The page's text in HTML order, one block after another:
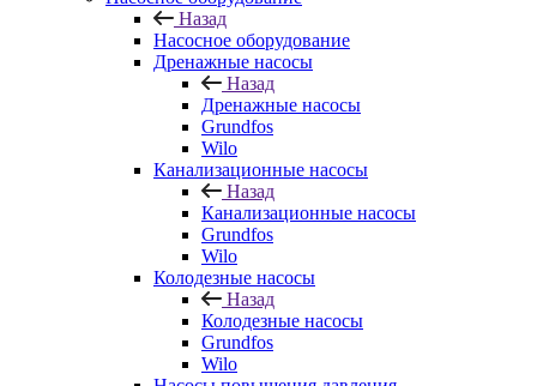
Назад
Насосное оборудование
Дренажные насосы
Назад
Дренажные насосы
Grundfos
Wilo
Канализационные насосы
Назад
Канализационные насосы
Grundfos
Wilo
Колодезные насосы
Назад
Колодезные насосы
Grundfos
Wilo